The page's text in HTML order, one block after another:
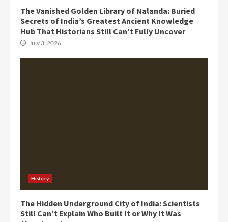
The Vanished Golden Library of Nalanda: Buried
Secrets of India’s Greatest Ancient Knowledge
Hub That Historians Still Can’t Fully Uncover
July 3, 2026
History
The Hidden Underground City of India: Scientists
Still Can’t Explain Who Built It or Why It Was